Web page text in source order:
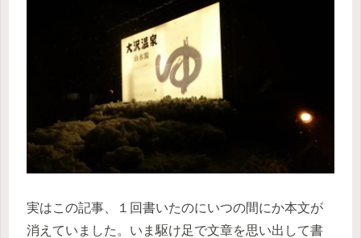
実はこの記事、１回書いたのにいつの間にか本文が
消えていました。いま駆け足で文章を思い出して書